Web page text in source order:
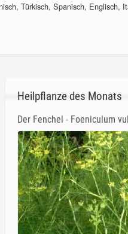
Türkisch, Spanisch, Englisch,
Heilpflanze des Monats
Der Fenchel - Foeniculum